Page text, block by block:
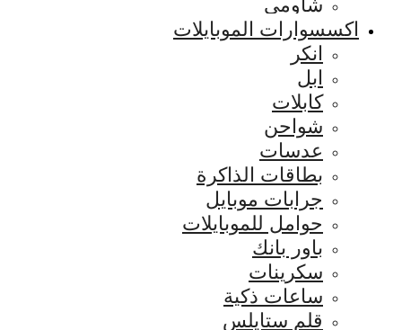
شاومي
اكسسوارات الموبايلات
انكر
ابل
كابلات
شواحن
عدسات
بطاقات الذاكرة
جرابات موبايل
حوامل للموبايلات
باور بانك
سكرينات
ساعات ذكية
قلم ستايلس